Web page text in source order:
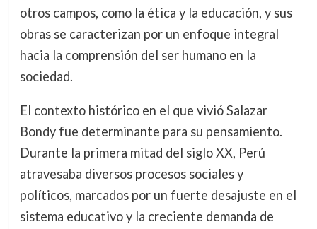
otros campos, como la ética y la educación, y sus
obras se caracterizan por un enfoque integral
hacia la comprensión del ser humano en la
sociedad.
El contexto histórico en el que vivió Salazar
Bondy fue determinante para su pensamiento.
Durante la primera mitad del siglo XX, Perú
atravesaba diversos procesos sociales y
políticos, marcados por un fuerte desajuste en el
sistema educativo y la creciente demanda de